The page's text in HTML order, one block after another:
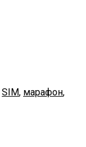
SIM, марафон,